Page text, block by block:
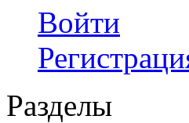
Войти
Разделы